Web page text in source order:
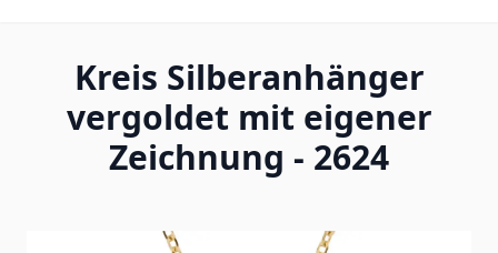
Kreis Silberanhänger
vergoldet mit eigener
Zeichnung - 2624